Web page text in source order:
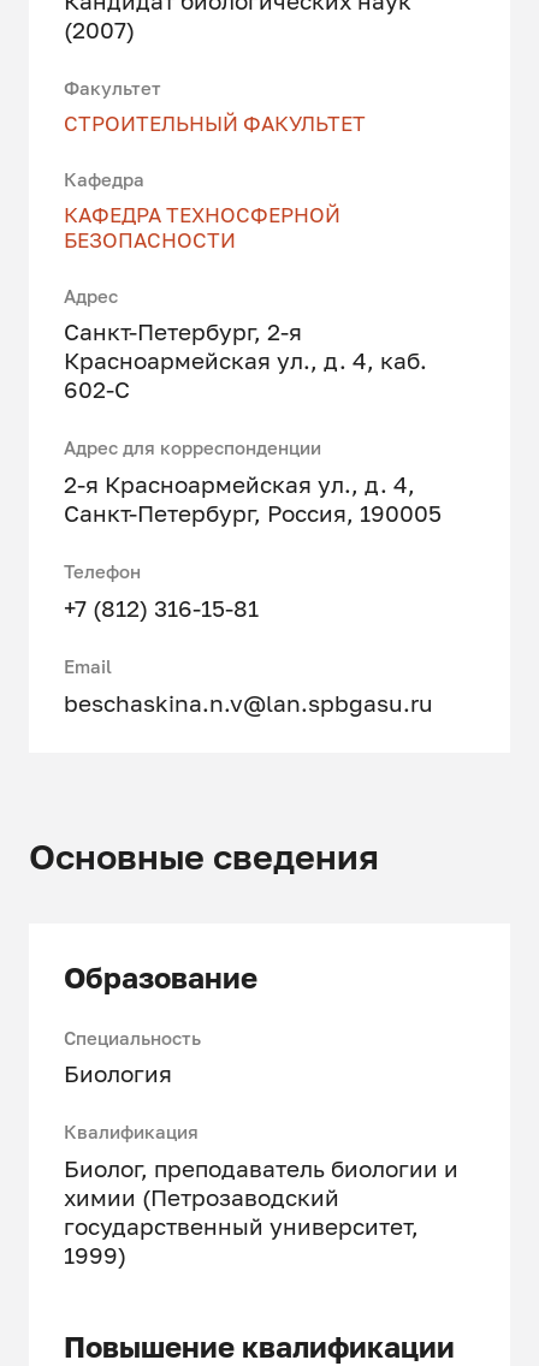
(2007)
Факультет
СТРОИТЕЛЬНЫЙ ФАКУЛЬТЕТ
Кафедра
КАФЕДРА ТЕХНОСФЕРНОЙ
БЕЗОПАСНОСТИ
Адрес
Санкт-Петербург, 2-я
Красноармейская ул., д. 4, каб.
602-С
Адрес для корреспонденции
2-я Красноармейская ул., д. 4,
Санкт-Петербург, Россия, 190005
Телефон
+7 (812) 316-15-81
Email
beschaskina.n.v@lan.spbgasu.ru
Основные сведения
Образование
Специальность
Биология
Квалификация
Биолог, преподаватель биологии и
химии (Петрозаводский
государственный университет,
1999)
Повышение квалификации